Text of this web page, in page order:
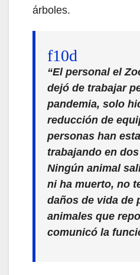
árboles.
“El personal el
dejó de trabajar
pandemia, solo
reducción de
personas han
trabajando en
Ningún animal
ni ha muerto, no
daños de vida de
animales que
comunicó la